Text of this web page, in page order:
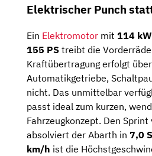
Elektrischer Punch
Ein Elektromotor mit 114
155 PS treibt die
Kraftübertragung erfolgt
Automatikgetriebe,
nicht. Das unmittelbar
passt ideal zum kurzen,
Fahrzeugkonzept. Den
absolviert der Abarth in 7,0
km/h ist die